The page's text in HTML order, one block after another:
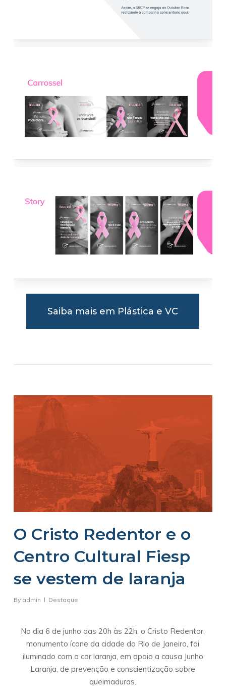
Saiba mais em Plástica e VC
O Cristo Redentor e o
Centro Cultural Fiesp
se vestem de laranja
By admin Destaque
No dia 6 de junho das 20h às 22h, o Cristo Redentor,
monumento ícone da cidade do Rio de Janeiro, foi
iluminado com a cor laranja, em apoio a causa Junho
Laranja, de prevenção e conscientização sobre
queimaduras.